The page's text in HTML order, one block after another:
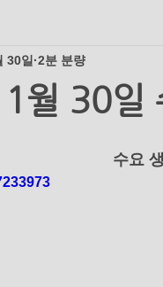
dim-201806
월 30일
30일 2분 분량